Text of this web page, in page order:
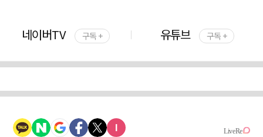
네이버TV 구독 + 유튜브 구독 +